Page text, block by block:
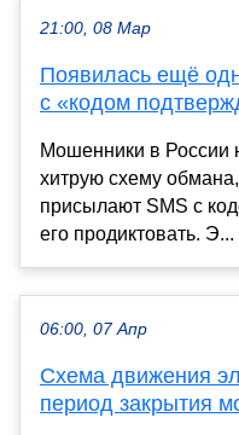
21:00, 08 Мар
Появилась ещё
с «кодом
Мошенники в России
хитрую схему
присылают SMS с
его продиктовать. Э...
06:00, 07 Апр
Схема движения
период закрытия